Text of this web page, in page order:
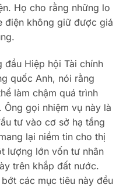
Họ cho rằng những lo
điện không giữ được giá
đầu Hiệp hội Tài chính
quốc Anh, nói rằng
làm chậm quá trình
gọi nhiệm vụ này là
tư vào cơ sở hạ tầng
lại niềm tin cho thị
lượng lớn vốn tư nhân
trên khắp đất nước.
các mục tiêu này đều